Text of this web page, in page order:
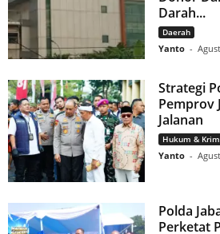
Darah...
Daerah
Yanto -
Strategi
Pemprov
Jalanan
Hukum &
Yanto -
Polda
Perketat